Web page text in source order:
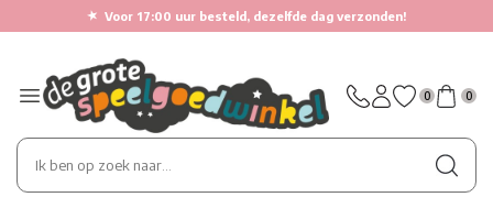
★ Voor 17:00 uur besteld, dezelfde dag verzonden!
0 0